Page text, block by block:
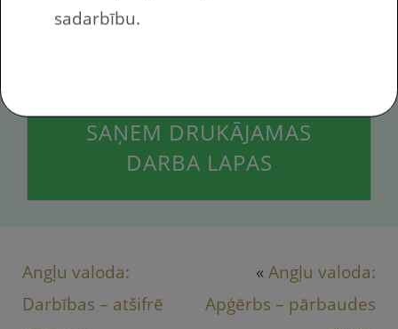
SAŅEM DRUKĀJAMAS
DARBA LAPAS
Angļu valoda:
Darbības – atšifrē
«Angļu valoda:
Apģērbs – pārbaudes
sadarbību.